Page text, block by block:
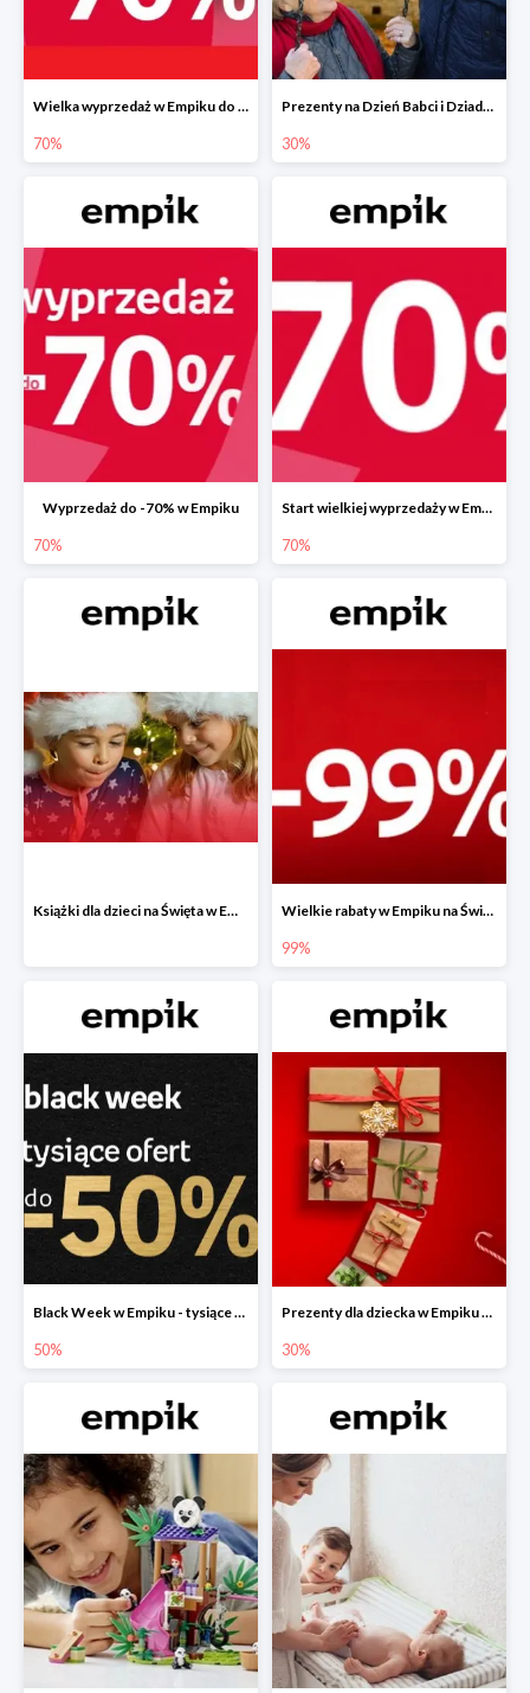
Wielka wyprzedaż w Empiku do -70%
70%
Prezenty na Dzień Babci i Dziadka w Empiku do -30%
30%
Wyprzedaż do -70% w Empiku
70%
Start wielkiej wyprzedaży w Empiku do -70%
70%
Książki dla dzieci na Święta w Empiku do -40% Wielkie rabaty w Empiku na Święta - piąty produkt -99%
99%
Black Week w Empiku - tysiące produktów do -50%
50%
Prezenty dla dziecka w Empiku do -30%
30%